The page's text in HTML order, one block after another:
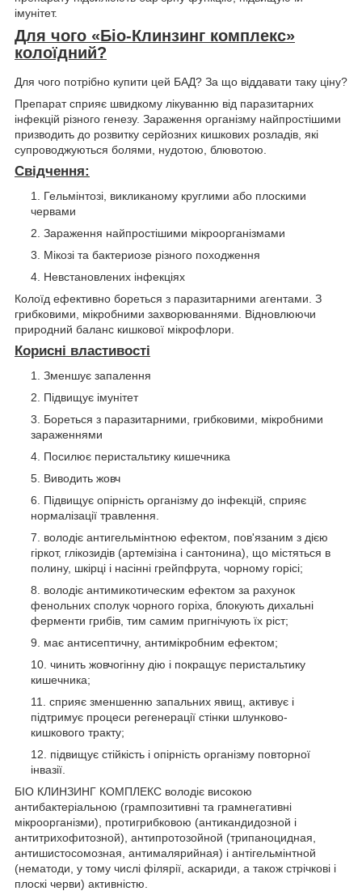
імунітет.
Для чого «Біо-Клинзинг комплекс»
колоїдний?
Для чого потрібно купити цей БАД? За що віддавати таку ціну?
Препарат сприяє швидкому лікуванню від паразитарних
інфекцій різного генезу. Зараження організму найпростішими
призводить до розвитку серйозних кишкових розладів, які
супроводжуються болями, нудотою, блювотою.
Свідчення:
Гельмінтозі, викликаному круглими або плоскими
червами
Зараження найпростішими мікроорганізмами
Мікозі та бактериозе різного походження
Невстановлених інфекціях
Колоїд ефективно бореться з паразитарними агентами. З
грибковими, мікробними захворюваннями. Відновлюючи
природний баланс кишкової мікрофлори.
Корисні властивості
Зменшує запалення
Підвищує імунітет
Бореться з паразитарними, грибковими, мікробними
зараженнями
Посилює перистальтику кишечника
Виводить жовч
Підвищує опірність організму до інфекцій, сприяє
нормалізації травлення.
володіє антигельмінтною ефектом, пов'язаним з дією
гіркот, глікозидів (артемізіна і сантонина), що містяться в
полину, шкірці і насінні грейпфрута, чорному горісі;
володіє антимикотическим ефектом за рахунок
фенольних сполук чорного горіха, блокують дихальні
ферменти грибів, тим самим пригнічують їх ріст;
має антисептичну, антимікробним ефектом;
чинить жовчогінну дію і покращує перистальтику
кишечника;
сприяє зменшенню запальних явищ, активує і
підтримує процеси регенерації стінки шлунково-
кишкового тракту;
підвищує стійкість і опірність організму повторної
інвазії.
БІО КЛИНЗИНГ КОМПЛЕКС володіє високою
антибактеріальною (грампозитивні та грамнегативні
мікроорганізми), протигрибковою (антикандидозной і
антитрихофитозной), антипротозойной (трипаноцидная,
антишистосомозная, антималярийная) і антігельмінтной
(нематоди, у тому числі філярії, аскариди, а також стрічкові і
плоскі черви) активністю.